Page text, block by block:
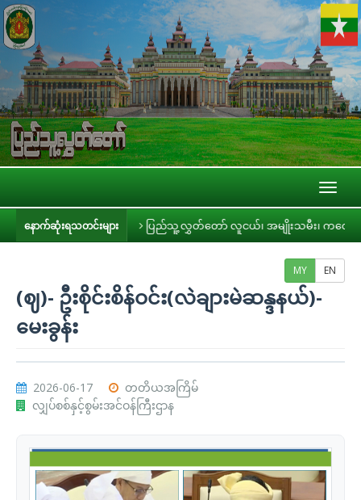
နောက်ဆုံးရသတင်းများ
ျင်းပ ပြည်သူ့လွှတ်တော် လူငယ်၊ အမျိုးသမီး၊ ကလေးသူငယ်နှင့် သက်ကြီး
MY EN
(ဈ)- ဦးစိုင်းစိန်ဝင်း(လဲချားမဲဆန္ဒနယ်)-
မေးခွန်း
2026-06-17
တတိယအကြိမ်
လျှပ်စစ်နှင့်စွမ်းအင်ဝန်ကြီးဌာန